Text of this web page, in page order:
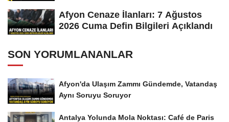
Afyon Cenaze İlanları: 7 Ağustos
2026 Cuma Defin Bilgileri Açıklandı
SON YORUMLANANLAR
Afyon'da Ulaşım Zammı Gündemde, Vatandaş
Aynı Soruyu Soruyor
Antalya Yolunda Mola Noktası: Café de Paris